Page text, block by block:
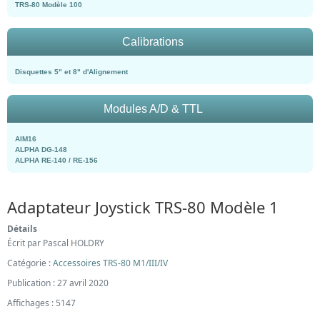
TRS-80 Modèle 100
Calibrations
Disquettes 5" et 8" d'Alignement
Modules A/D & TTL
AIM16
ALPHA DG-148
ALPHA RE-140 / RE-156
Adaptateur Joystick TRS-80 Modèle 1
Détails
Écrit par Pascal HOLDRY
Catégorie :Accessoires TRS-80 M1/III/IV
Publication : 27 avril 2020
Affichages : 5147